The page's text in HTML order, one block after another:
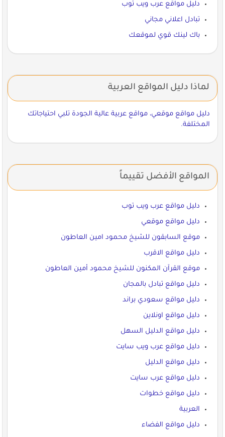
دليل مواقع عرب ويب توب
تبادل اعلاني مجاني
باك لينك قوي لموقعك
لماذا دليل المواقع العربية
دليل مواقع موقعي، مواقع عربية عالية الجودة تلبي احتياجاتك
المختلفة.
المواقع الأفضل تقييماً
دليل مواقع عرب ويب توب
دليل مواقع موقعي
موقع السابقون للشيخ محمود امين العاطون
دليل مواقع الاقرب
موقع القرآن المكنون للشيخ محمود أمين العاطون
دليل مواقع تبادل بالمجان
دليل مواقع سعودي براند
دليل مواقع اونلاين
دليل مواقع الدليل السهل
دليل مواقع عرب ويب سايت
دليل مواقع الدليل
دليل مواقع عرب سايت
دليل مواقع خطوات
العربية
دليل مواقع الفضاء